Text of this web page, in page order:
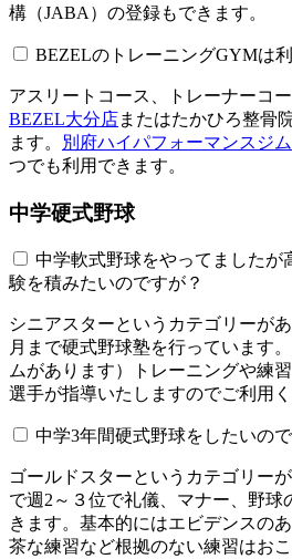
構（JABA）の登録もできます。
BEZELのトレーニングGYMは
アスリートコース、トレーナーコ
BEZEL大分店またはたかひろ整骨
ます。
別府ハイパフォーマンスジム
つでも利用できます。
中学硬式野球
中学軟式野球をやってましたが
験を積みたいのですが？
シニアスターというカテゴリーが
月まで硬式野球塾を行っています
ムがあります）トレーニングや練
選手が指導いたしますのでご利用く
中学3年間硬式野球をしたいの
ゴールドスターというカテゴリー
で週2～３位で礼儀、マナー、野球
きます。基本的にはエビデンスの
茶な練習など根拠のない練習はおこ